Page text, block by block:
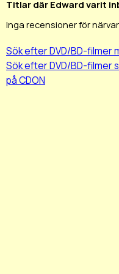
Titlar där Edward varit
Inga recensioner för
Sök efter DVD/BD-filmer
Sök efter DVD/BD-filmer
på CDON